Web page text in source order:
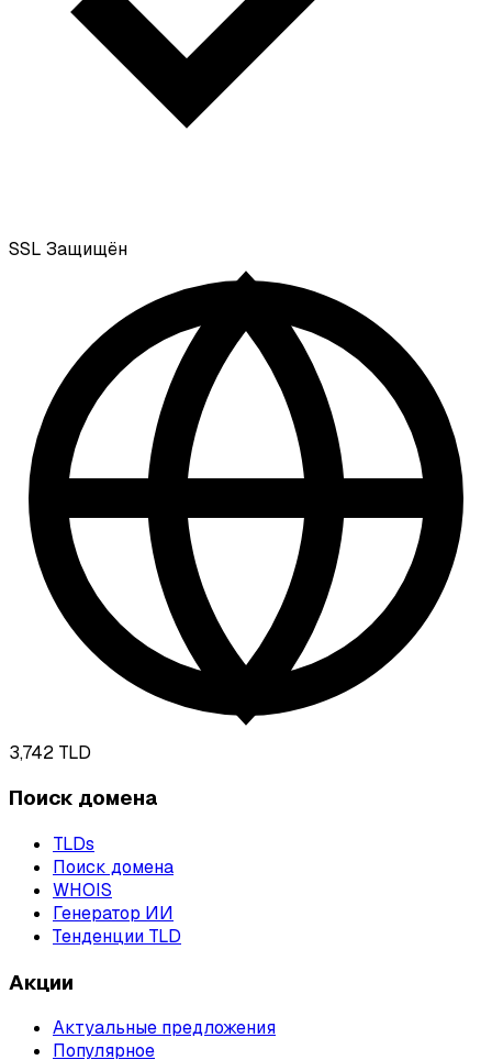
SSL Защищён
3,742 TLD
Поиск домена
TLDs
Поиск домена
WHOIS
Генератор ИИ
Тенденции TLD
Акции
Актуальные предложения
Популярное